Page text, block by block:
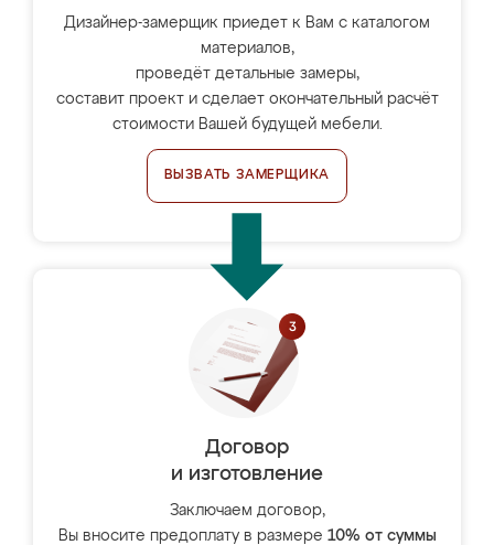
Дизайнер-замерщик приедет к Вам с каталогом
материалов,
проведёт детальные замеры,
составит проект и сделает окончательный расчёт
стоимости Вашей будущей мебели.
ВЫЗВАТЬ ЗАМЕРЩИКА
Договор
и изготовление
Заключаем договор,
Вы вносите предоплату в размере 10% от суммы